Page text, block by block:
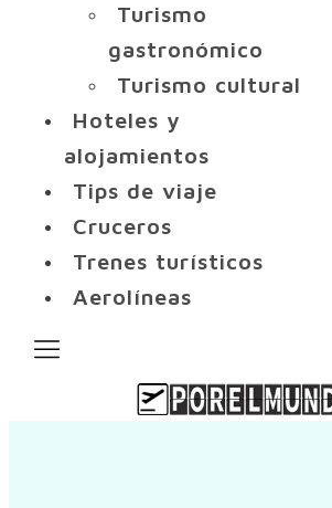
Turismo
gastronómico
Turismo cultural
Hoteles y
alojamientos
Tips de viaje
Cruceros
Trenes turísticos
Aerolíneas